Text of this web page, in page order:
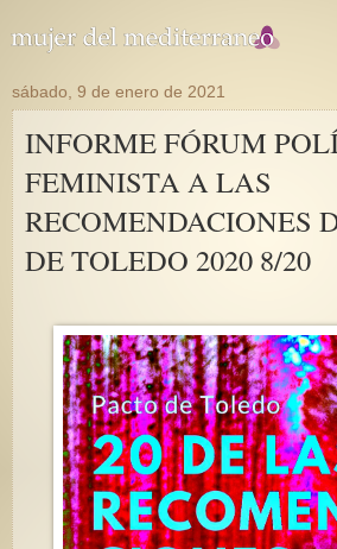
sábado, 9 de enero de 2021
INFORME FÓRUM
FEMINISTA A LAS
RECOMENDACIONES
DE TOLEDO 2020 8/20